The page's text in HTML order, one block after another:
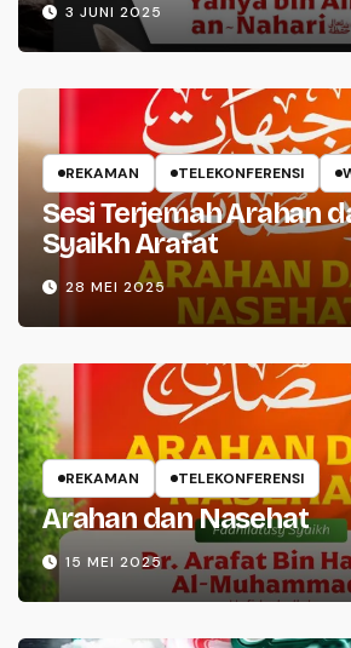
3 JUNI 2025
REKAMAN TELEKONFERENSI
Sesi Terjemah Arahan
Syaikh Arafat
28 MEI 2025
REKAMAN TELEKONFERENSI
Arahan dan Nasehat
15 MEI 2025